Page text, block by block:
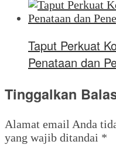
Taput Perkuat
Penataan dan
Tinggalkan
Alamat email Anda
yang wajib ditandai *